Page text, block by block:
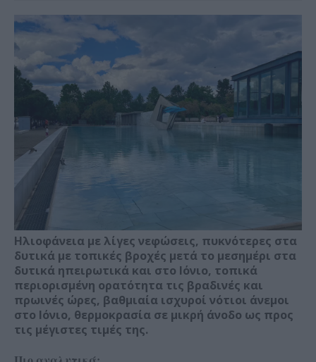
Ηλιοφάνεια με λίγες νεφώσεις, πυκνότερες στα
δυτικά με τοπικές βροχές μετά το μεσημέρι στα
δυτικά ηπειρωτικά και στο Ιόνιο, τοπικά
περιορισμένη ορατότητα τις βραδινές και
πρωινές ώρες, βαθμιαία ισχυροί νότιοι άνεμοι
στο Ιόνιο, θερμοκρασία σε μικρή άνοδο ως προς
τις μέγιστες τιμές της.